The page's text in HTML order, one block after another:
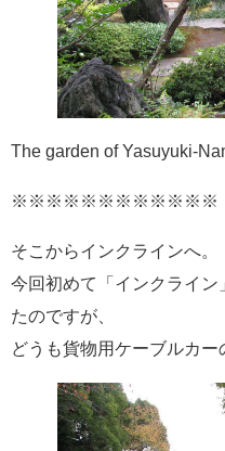
The garden of Yasuyuki-
※※※※※※※※※※※※
そこからインクラインへ。
今回初めて「インクライ
たのですが、
どうも貨物用ケーブルカー